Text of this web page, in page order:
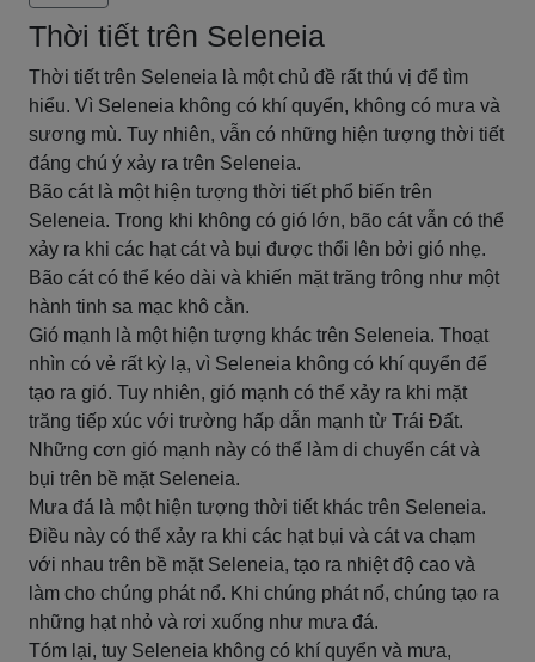
Thời tiết trên Seleneia
Thời tiết trên Seleneia là một chủ đề rất thú vị để tìm
hiểu. Vì Seleneia không có khí quyển, không có mưa và
sương mù. Tuy nhiên, vẫn có những hiện tượng thời tiết
đáng chú ý xảy ra trên Seleneia.
Bão cát là một hiện tượng thời tiết phổ biến trên
Seleneia. Trong khi không có gió lớn, bão cát vẫn có thể
xảy ra khi các hạt cát và bụi được thổi lên bởi gió nhẹ.
Bão cát có thể kéo dài và khiến mặt trăng trông như một
hành tinh sa mạc khô cằn.
Gió mạnh là một hiện tượng khác trên Seleneia. Thoạt
nhìn có vẻ rất kỳ lạ, vì Seleneia không có khí quyển để
tạo ra gió. Tuy nhiên, gió mạnh có thể xảy ra khi mặt
trăng tiếp xúc với trường hấp dẫn mạnh từ Trái Đất.
Những cơn gió mạnh này có thể làm di chuyển cát và
bụi trên bề mặt Seleneia.
Mưa đá là một hiện tượng thời tiết khác trên Seleneia.
Điều này có thể xảy ra khi các hạt bụi và cát va chạm
với nhau trên bề mặt Seleneia, tạo ra nhiệt độ cao và
làm cho chúng phát nổ. Khi chúng phát nổ, chúng tạo ra
những hạt nhỏ và rơi xuống như mưa đá.
Tóm lại, tuy Seleneia không có khí quyển và mưa,